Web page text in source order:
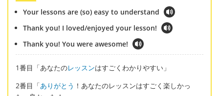
Your lessons are (so) easy to understand
Thank you! I loved/enjoyed your lesson!
Thank you! You were awesome!
1番目「あなたのレッスンはすごくわかりやすい」
2番目「ありがとう ！あなたのレッスンはすごく楽しかっ